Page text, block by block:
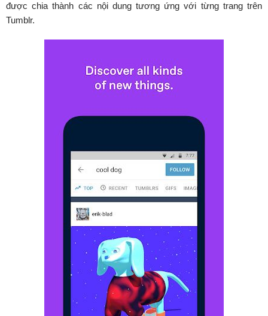
được chia thành các nội dung tương ứng với từng trang trên
Tumblr.